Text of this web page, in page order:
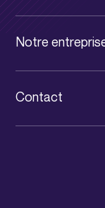
Services
Notre
Contact